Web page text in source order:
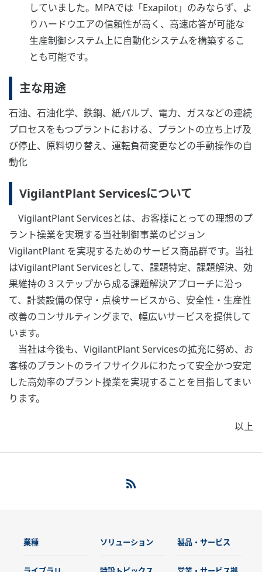
していました。MPAでは「Exapilot」のみならず、よ
りハードウエアの信頼性が高く、高速応答が可能な
生産制御システム上に自動化システムを構築するこ
とも可能です。
主な用途
石油、石油化学、鉄鋼、紙パルプ、電力、ガスなどの連続
プロセスをもつプラントにおける、プラントの立ち上げ及
び停止、原料切り替え、運転負荷変更などの手動操作の自
動化
VigilantPlant Servicesについて
VigilantPlant Servicesとは、お客様にとっての理想のプ
ラント操業を実現する当社制御事業のビジョン
VigilantPlant を実現するためのサービス商品群です。当社
はVigilantPlant Servicesとして、課題特定、課題解決、効
果維持の３ステップから成る課題解決アプローチに沿っ
て、計装設備の保守・点検サービスから、安全性・生産性
改善のコンサルティングまで、幅広いサービスを提供して
います。
当社は今後も、VigilantPlant Servicesの拡充に努め、お
客様のプラントのライフサイクルにわたって安全かつ安定
した高効率のプラント操業を実現することを目指してまい
ります。
以上
業種 ソリューション 製品・サービス